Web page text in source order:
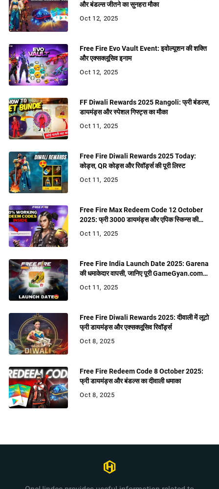
और बंडल्स जीतने का सुनहरा मौका
Oct 12, 2025
Free Fire Evo Vault Event: इवोल्यूशन की शक्ति
और एक्सक्लूसिव इनाम
Oct 12, 2025
FF Diwali Rewards 2025 Rangoli: फ्री बंडल्स,
डायमंड्स और स्पेशल गिफ्ट्स का मौका
Oct 11, 2025
Free Fire Diwali Rewards 2025 Today:
कोड्स, QR कोड्स और रिवॉर्ड्स की पूरी लिस्ट
Oct 11, 2025
Free Fire Max Redeem Code 12 October
2025: फ्री 3000 डायमंड्स और एपिक स्किन्स की
बरसात
Oct 11, 2025
Free Fire India Launch Date 2025: Garena
की धमाकेदार वापसी, जानिए पूरी GameGyan.com
रिपोर्ट
Oct 11, 2025
Free Fire Diwali Rewards 2025: दीवाली में लूटो
फ्री डायमंड्स और एक्सक्लूसिव रिवॉर्ड्स
Oct 8, 2025
Free Fire Redeem Code 8 October 2025:
फ्री डायमंड्स और बंडल्स का दीवाली धमाका
Oct 8, 2025